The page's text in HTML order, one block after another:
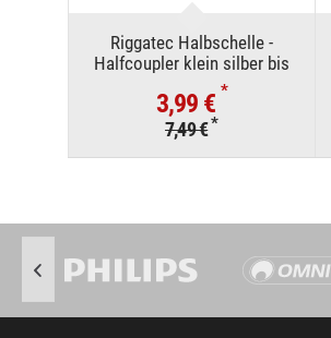
Riggatec Halbschelle -
Halfcoupler klein silber bis
100 kg (48 - 51 mm)
7,49 €*
3,99 € *